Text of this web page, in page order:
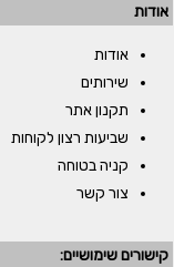
אודות
אודות
שירותים
תקנון אתר
שביעות רצון לקוחות
קניה בטוחה
צור קשר
קישורים שימושיים: